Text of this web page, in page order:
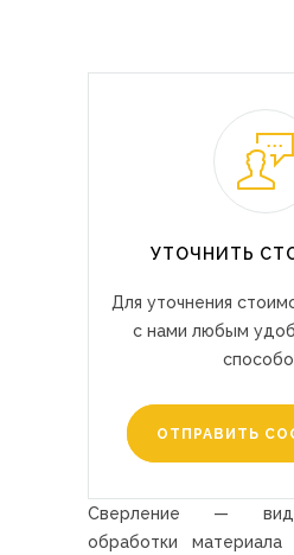
УТОЧНИТЬ
Для уточнения
с нами любым
ОТПРАВИТЬ
Сверление — вид
обработки